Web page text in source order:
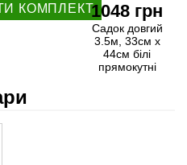
КОМПЛЕКТ1048 грн
Садок довгий
3.5м, 33см х
44см білі
прямокутні